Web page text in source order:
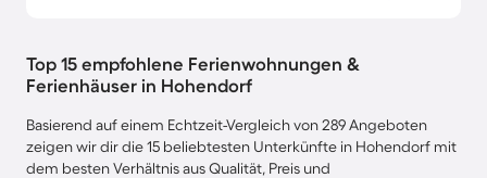
Top 15 empfohlene Ferienwohnungen &
Ferienhäuser in Hohendorf
Basierend auf einem Echtzeit-Vergleich von 289 Angeboten
zeigen wir dir die 15 beliebtesten Unterkünfte in Hohendorf mit
dem besten Verhältnis aus Qualität, Preis und